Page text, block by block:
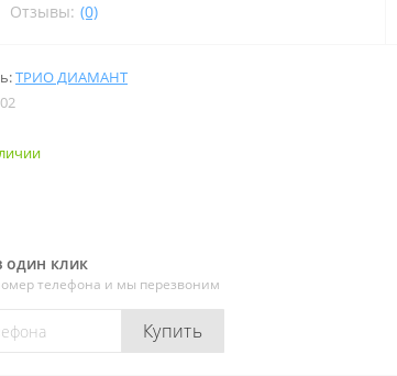
Отзывы: (0)
ТРИО ДИАМАНТ
один клик
телефона и мы перезвоним
Купить